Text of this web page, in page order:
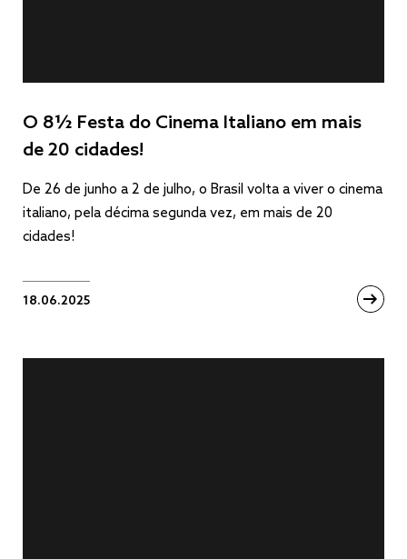
O 8½ Festa do Cinema Italiano em mais
de 20 cidades!
De 26 de junho a 2 de julho, o Brasil volta a viver o cinema
italiano, pela décima segunda vez, em mais de 20
cidades!
18.06.2025